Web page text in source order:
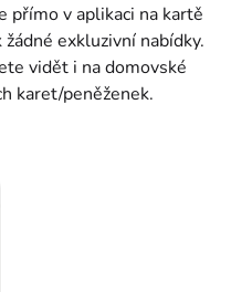
přímo v aplikaci na kartě
exkluzivní nabídky.
vidět i na domovské
karet/peněženek.